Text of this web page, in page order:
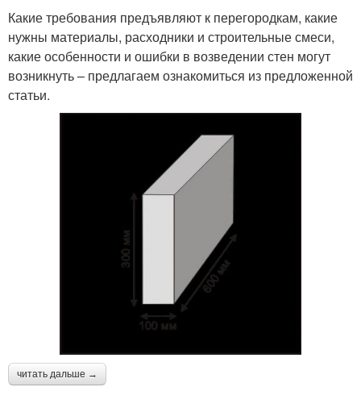
Какие требования предъявляют к перегородкам, какие
нужны материалы, расходники и строительные смеси,
какие особенности и ошибки в возведении стен могут
возникнуть – предлагаем ознакомиться из предложенной
статьи.
читать дальше →